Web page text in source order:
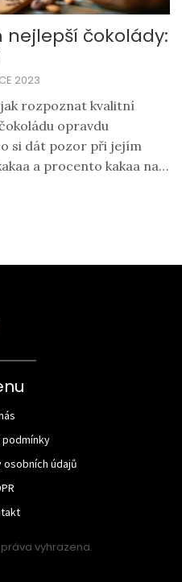
nejlepší čokolády:
2023
rozpoznat kvalitní
opravdu
si dát pozor při jejím
a procento kakaa na
vám také, které
osobních údajů
vyhrazena.